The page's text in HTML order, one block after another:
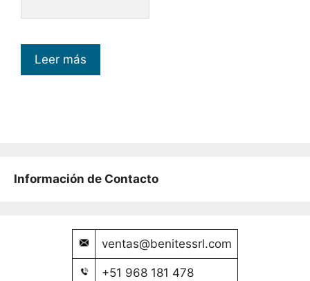
Leer más
Información de Contacto
ventas@benitessrl.com
+51 968 181 478